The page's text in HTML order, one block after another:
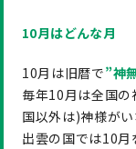
10月はどんな月
10月は旧暦で”神
毎年10月は全国
国以外は)神様が
出雲の国では10月